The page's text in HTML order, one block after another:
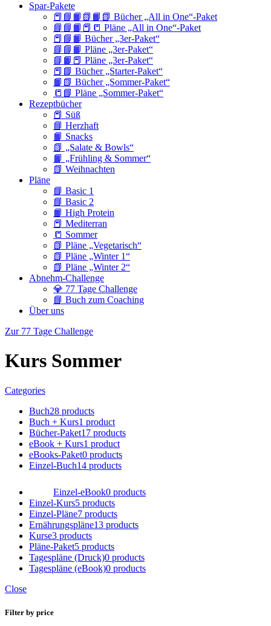
Spar-Pakete
📕📘📙📗📙📗 Bücher „All in One“-Paket
📘📘📙📕📒 Pläne „All in One“-Paket
📕📘📙 Bücher „3er-Paket“
📘📘📙 Pläne „3er-Paket“
📘📙📕 Pläne „3er-Paket“
📕📘 Bücher „Starter-Paket“
📙📗 Bücher „Sommer-Paket“
📒📘 Pläne „Sommer-Paket“
Rezeptbücher
📕 Süß
📘 Herzhaft
📙 Snacks
📗 „Salate & Bowls“
📙 „Frühling & Sommer“
📗 Weihnachten
Pläne
📘 Basic 1
📘 Basic 2
📙 High Protein
📕 Mediterran
📒 Sommer
📗 Pläne „Vegetarisch“
📗 Pläne „Winter 1“
📗 Pläne „Winter 2“
Abnehm-Challenge
💎 77 Tage Challenge
📘 Buch zum Coaching
Über uns
Zur 77 Tage Challenge
Kurs Sommer
Categories
Buch28 products
Buch + Kurs1 product
Bücher-Paket17 products
eBook + Kurs1 product
eBooks-Paket0 products
Einzel-Buch14 products
Einzel-eBook0 products
Einzel-Kurs5 products
Einzel-Pläne7 products
Ernährungspläne13 products
Kurse3 products
Pläne-Paket5 products
Tagespläne (Druck)0 products
Tagespläne (eBook)0 products
Close
Filter by price